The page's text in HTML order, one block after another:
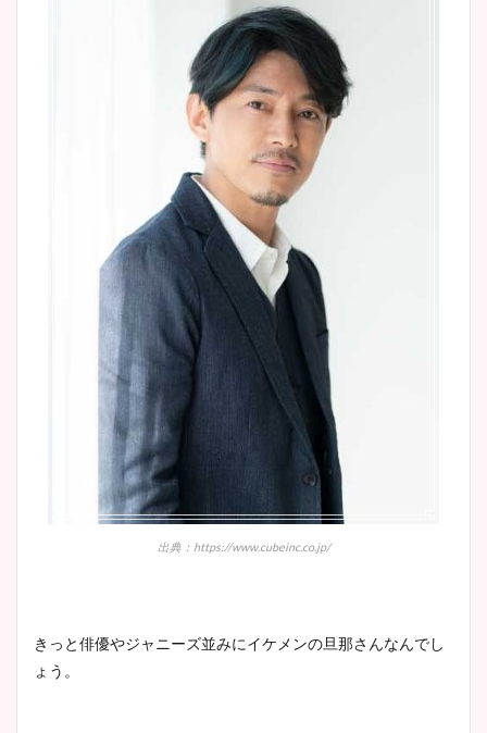
出典：https://www.cubeinc.co.jp/
きっと俳優やジャニーズ並みにイケメンの旦那さんなんでし
ょう。